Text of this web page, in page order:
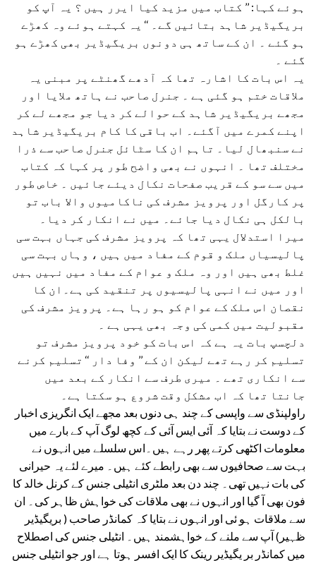
ہوئے کہا: ’’ کتاب میں مزید کیا ایرر ہیں ؟ یہ آپ کو
بریگیڈیر شاہد بتائیں گے۔ ‘‘ یہ کہتے ہوئے وہ کھڑے
ہو گئے ۔ ان کے ساتھ ہی دونوں بریگیڈیر بھی کھڑے ہو
گئے ۔
یہ اس بات کا اشارہ تھا کہ آدھے گھنٹے پر مبنی یہ
ملاقات ختم ہو گئی ہے ۔ جنرل صاحب نے ہاتھ ملایا اور
مجھے بریگیڈیر شاہد کے حوالے کر دیا جو مجھے لے کر
اپنے کمرے میں آگئے۔ اب باقی کا کام بریگیڈیر شاہد
نے سنبھال لیا۔ تاہم ان کا سٹائل جنرل صاحب سے ذرا
مختلف تھا ۔ انہوں نے بھی واضح طور پر کہا کہ کتاب
میں سے سو کے قریب صفحات نکال دیئے جائیں ۔ خاص طور
پر کارگل اور پرویز مشرف کی ناکامیوں والا باب تو
بالکل ہی نکال دیا جائے۔ میں نے انکار کر دیا۔
میرا استدلال یہی تھا کہ پرویز مشرف کی جہاں بہت سی
پالیسیاں ملک و قوم کے مفاد میں ہیں ، وہاں بہت سی
غلط بھی ہیں اور وہ ملک و عوام کے مفاد میں نہیں ہیں
اور میں نے انہی پالیسیوں پر تنقید کی ہے۔ان کا
نقصان اس ملک کے عوام کو ہو رہا ہے۔ پرویز مشرف کی
مقبولیت میں کمی کی وجہ بھی یہی ہے ۔
دلچسپ بات یہ ہے کہ اس بات کو خود پرویز مشرف تو
تسلیم کر رہے تھے لیکن ان کے ’’ وفا دار ‘‘ تسلیم کرنے
سے انکاری تھے ۔ میری طرف سے انکار کے بعد میں
جانتا تھا کہ اب مشکل وقت شروع ہو سکتا ہے۔
راولپنڈی سے واپسی کے چند ہی دنوں بعد مجھے ایک انگریزی اخبار
کے دوست نے بتایا کہ آئی ایس آئی کے کچھ لوگ آپ کے بارے میں
معلومات اکٹھی کرتے پھر رہے ہیں۔اس سلسلے میں انہوں نے
بہت سے صحافیوں سے بھی رابطے کئے ہیں۔ میرے لئے یہ حیرانی
کی بات نہیں تھی۔ چند دن بعد ملٹری انٹیلی جنس کے کرنل خالد کا
فون بھی آ گیا اور انہوں نے بھی ملاقات کی خواہش ظاہر کی۔ ان
سے ملاقات ہو ئی اور انہوں نے بتایا کہ کمانڈر صاحب ( بریگیڈیر
ظہیر) آپ سے ملنے کے خواہشمند ہیں۔ انٹیلی جنس کی اصطلاح
میں کمانڈر بر یگیڈیر رینک کا ایک افسر ہوتا ہے اور جو انٹیلی جنس